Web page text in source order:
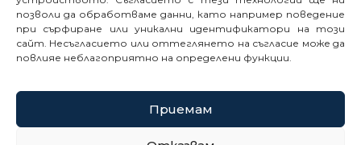
позволи да обработваме данни, като например поведение
при сърфиране или уникални идентификатори на този
сайт. Несъгласието или оттеглянето на съгласие може да
повлияе неблагоприятно на определени функции.
Приемам
Профил на купувача
Кариери
Контакти